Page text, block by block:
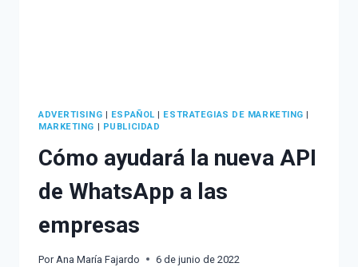
ADVERTISING | ESPAÑOL | ESTRATEGIAS DE MARKETING |
MARKETING | PUBLICIDAD
Cómo ayudará la nueva API
de WhatsApp a las
empresas
Por Ana María Fajardo 6 de junio de 2022